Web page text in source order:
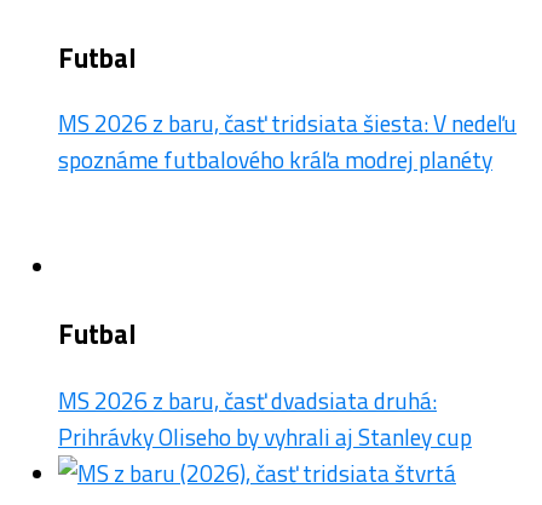
Futbal
MS 2026 z baru, časť tridsiata šiesta: V nedeľu
spoznáme futbalového kráľa modrej planéty
Futbal
MS 2026 z baru, časť dvadsiata druhá:
Prihrávky Oliseho by vyhrali aj Stanley cup